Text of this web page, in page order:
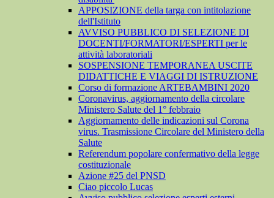
APPOSIZIONE della targa con intitolazione
dell'Istituto
AVVISO PUBBLICO DI SELEZIONE DI
DOCENTI/FORMATORI/ESPERTI per le
attività laboratoriali
SOSPENSIONE TEMPORANEA USCITE
DIDATTICHE E VIAGGI DI ISTRUZIONE
Corso di formazione ARTEBAMBINI 2020
Coronavirus, aggiornamento della circolare
Ministero Salute del 1° febbraio
Aggiornamento delle indicazioni sul Corona
virus. Trasmissione Circolare del Ministero della
Salute
Referendum popolare confermativo della legge
costituzionale
Azione #25 del PNSD
Ciao piccolo Lucas